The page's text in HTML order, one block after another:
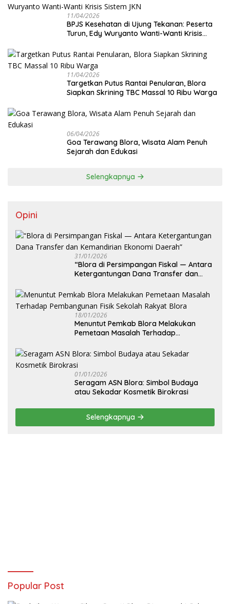
11/04/2026
BPJS Kesehatan di Ujung Tekanan: Peserta
Turun, Edy Wuryanto Wanti-Wanti Krisis
11/04/2026
‎Targetkan Putus Rantai Penularan, Blora
Siapkan Skrining TBC Massal 10 Ribu Warga
06/04/2026
Goa Terawang Blora, Wisata Alam Penuh
Sejarah dan Edukasi
Selengkapnya
Opini
31/01/2026
‎“Blora di Persimpangan Fiskal — Antara
Ketergantungan Dana Transfer dan
18/01/2026
‎Menuntut Pemkab Blora Melakukan
Pemetaan Masalah Terhadap
Blora
01/01/2026
‎Seragam ASN Blora: Simbol Budaya
atau Sekadar Kosmetik Birokrasi
Selengkapnya
Popular Post